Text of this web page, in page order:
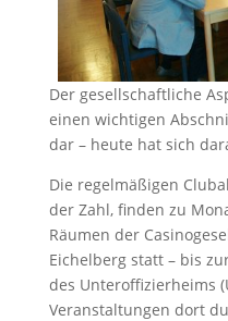
Der gesellschaftliche
einen wichtigen
dar – heute hat sich
Die regelmäßigen
der Zahl, finden zu
Räumen der
Eichelberg statt – bis
des Unteroffizierheims
Veranstaltungen dort